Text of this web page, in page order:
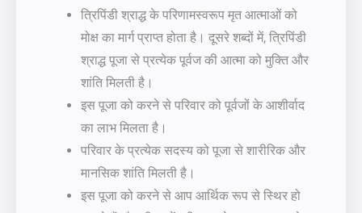
त्रिपिंडी श्राद्ध के परिणामस्वरूप मृत आत्माओं को
मोक्ष का मार्ग प्राप्त होता है। दूसरे शब्दों में, त्रिपिंडी
श्राद्ध पूजा से प्रत्येक पूर्वज की आत्मा को मुक्ति और
शांति मिलती है।
इस पूजा को करने से परिवार को पूर्वजों के आशीर्वाद
का लाभ मिलता है।
परिवार के प्रत्येक सदस्य को पूजा से शारीरिक और
मानसिक शांति मिलती है।
इस पूजा को करने से आप आर्थिक रूप से स्थिर हो